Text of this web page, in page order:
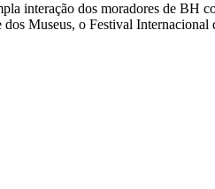
interação dos moradores de BH
Museus, o Festival Internacional